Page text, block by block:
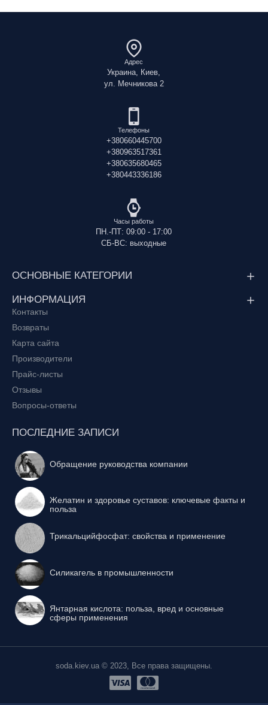
Адрес
Украина, Киев,
ул. Мечникова 2
Телефоны
+380660445700
+380963517361
+380635680465
+380443336186
Часы работы
ПН.-ПТ: 09:00 - 17:00
СБ-ВС: выходные
ОСНОВНЫЕ КАТЕГОРИИ
ИНФОРМАЦИЯ
Контакты
Возвраты
Карта сайта
Производители
Прайс-листы
Отзывы
Вопросы-ответы
ПОСЛЕДНИЕ ЗАПИСИ
Обращение руководства компании
Желатин и здоровье суставов: ключевые факты и
польза
Трикальцийфосфат: свойства и применение
Силикагель в промышленности
Янтарная кислота: польза, вред и основные
сферы применения
soda.kiev.ua © 2023, Все права защищены.